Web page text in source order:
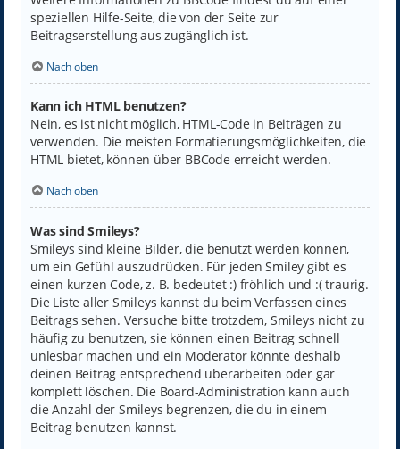
speziellen Hilfe-Seite, die von der Seite zur
Beitragserstellung aus zugänglich ist.
Nach oben
Kann ich HTML benutzen?
Nein, es ist nicht möglich, HTML-Code in Beiträgen zu
verwenden. Die meisten Formatierungsmöglichkeiten, die
HTML bietet, können über BBCode erreicht werden.
Nach oben
Was sind Smileys?
Smileys sind kleine Bilder, die benutzt werden können,
um ein Gefühl auszudrücken. Für jeden Smiley gibt es
einen kurzen Code, z. B. bedeutet :) fröhlich und :( traurig.
Die Liste aller Smileys kannst du beim Verfassen eines
Beitrags sehen. Versuche bitte trotzdem, Smileys nicht zu
häufig zu benutzen, sie können einen Beitrag schnell
unlesbar machen und ein Moderator könnte deshalb
deinen Beitrag entsprechend überarbeiten oder gar
komplett löschen. Die Board-Administration kann auch
die Anzahl der Smileys begrenzen, die du in einem
Beitrag benutzen kannst.